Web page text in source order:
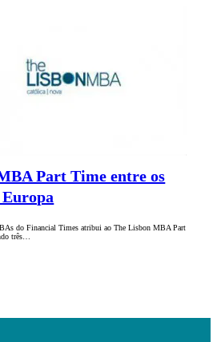
Part Time entre os
do Financial Times atribui ao The Lisbon MBA Part
três…